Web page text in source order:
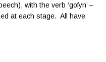
with the verb ‘gofyn’ –
at each stage. All have